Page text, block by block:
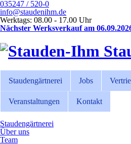
035247 / 520-0
info@staudenihm.de
Werktags: 08.00 - 17.00 Uhr
Nächster Werksverkauf am
Staudengärtnerei Jobs
Veranstaltungen Kontakt
Staudengärtnerei
Über uns
Team